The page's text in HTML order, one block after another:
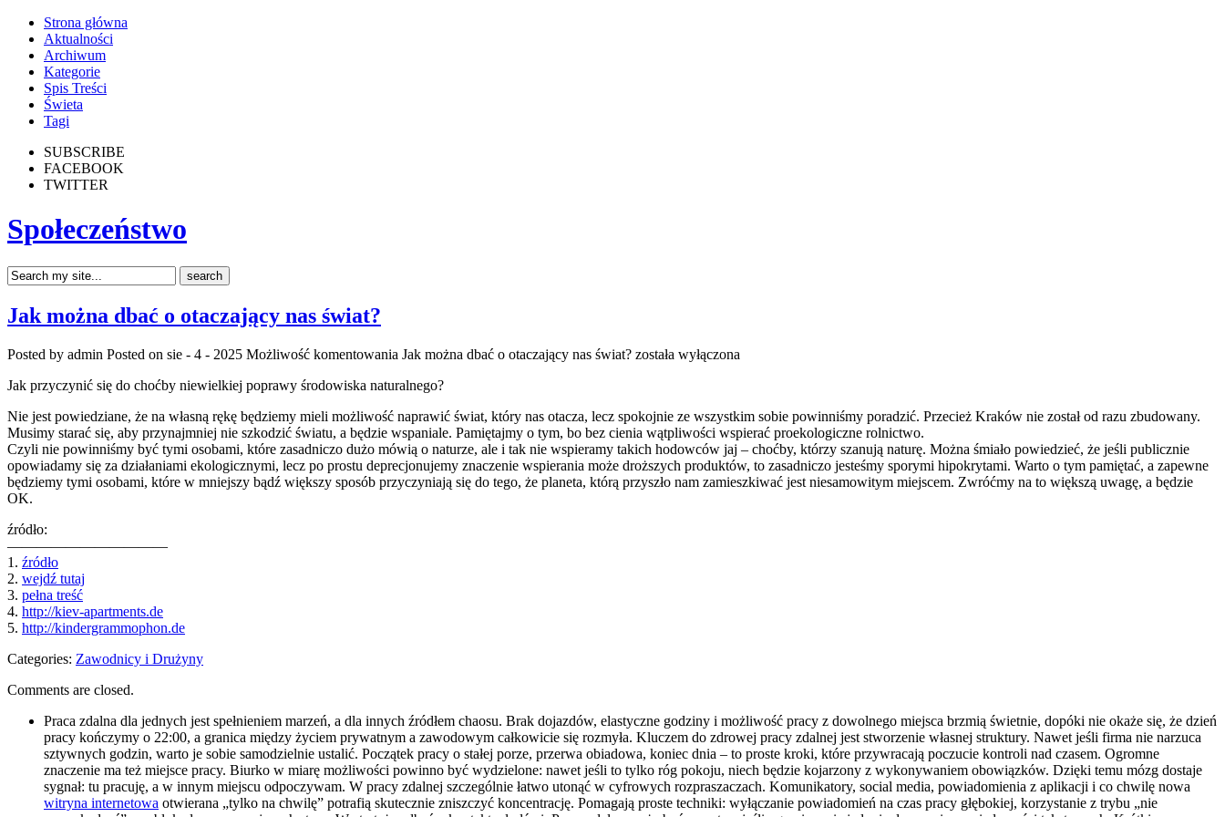
Strona główna
Aktualności
Archiwum
Kategorie
Spis Treści
Świeta
Tagi
SUBSCRIBE
FACEBOOK
TWITTER
Społeczeństwo
Jak można dbać o otaczający nas świat?
Posted by admin Posted on sie - 4 - 2025 Możliwość komentowania Jak można dbać o otaczający nas świat? została wyłączona
Jak przyczynić się do choćby niewielkiej poprawy środowiska naturalnego?
Nie jest powiedziane, że na własną rękę będziemy mieli możliwość naprawić świat, który nas otacza, lecz spokojnie ze wszystkim sobie powinniśmy poradzić. Przecież Kraków nie został od razu zbudowany.
Musimy starać się, aby przynajmniej nie szkodzić światu, a będzie wspaniale. Pamiętajmy o tym, bo bez cienia wątpliwości wspierać proekologiczne rolnictwo.
Czyli nie powinniśmy być tymi osobami, które zasadniczo dużo mówią o naturze, ale i tak nie wspieramy takich hodowców jaj – choćby, którzy szanują naturę. Można śmiało powiedzieć, że jeśli publicznie
opowiadamy się za działaniami ekologicznymi, lecz po prostu deprecjonujemy znaczenie wspierania może droższych produktów, to zasadniczo jesteśmy sporymi hipokrytami. Warto o tym pamiętać, a zapewne
będziemy tymi osobami, które w mniejszy bądź większy sposób przyczyniają się do tego, że planeta, którą przyszło nam zamieszkiwać jest niesamowitym miejscem. Zwróćmy na to większą uwagę, a będzie
OK.
źródło:
———————————
1. źródło
2. wejdź tutaj
3. pełna treść
4. http://kiev-apartments.de
5. http://kindergrammophon.de
Categories: Zawodnicy i Drużyny
Comments are closed.
Praca zdalna dla jednych jest spełnieniem marzeń, a dla innych źródłem chaosu. Brak dojazdów, elastyczne godziny i możliwość pracy z dowolnego miejsca brzmią świetnie, dopóki nie okaże się, że dzień
pracy kończymy o 22:00, a granica między życiem prywatnym a zawodowym całkowicie się rozmyła. Kluczem do zdrowej pracy zdalnej jest stworzenie własnej struktury. Nawet jeśli firma nie narzuca
sztywnych godzin, warto je sobie samodzielnie ustalić. Początek pracy o stałej porze, przerwa obiadowa, koniec dnia – to proste kroki, które przywracają poczucie kontroli nad czasem. Ogromne
znaczenie ma też miejsce pracy. Biurko w miarę możliwości powinno być wydzielone: nawet jeśli to tylko róg pokoju, niech będzie kojarzony z wykonywaniem obowiązków. Dzięki temu mózg dostaje
sygnał: tu pracuję, a w innym miejscu odpoczywam. W pracy zdalnej szczególnie łatwo utonąć w cyfrowych rozpraszaczach. Komunikatory, social media, powiadomienia z aplikacji i co chwilę nowa
witryna internetowa otwierana „tylko na chwilę” potrafią skutecznie zniszczyć koncentrację. Pomagają proste techniki: wyłączanie powiadomień na czas pracy głębokiej, korzystanie z trybu „nie